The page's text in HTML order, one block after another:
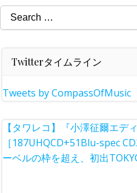
Search
for:
Twitterタイムライン
Tweets by CompassOfMusic
【タワレコ】『小澤征爾エデ
［187UHQCD+51Blu-spec
ーベルの枠を超え、初出